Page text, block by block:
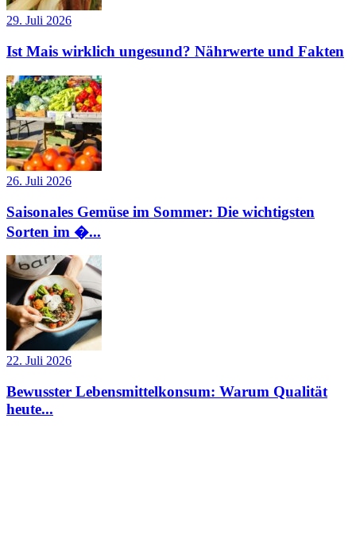
29. Juli 2026
Ist Mais wirklich ungesund? Nährwerte und Fakten
26. Juli 2026
Saisonales Gemüse im Sommer: Die wichtigsten
Sorten im �...
22. Juli 2026
Bewusster Lebensmittelkonsum: Warum Qualität
heute...